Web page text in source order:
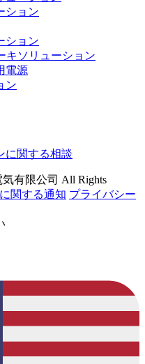
ション
ション
キソリューション
電源
ン
に関する相談
有限公司 All Rights
関する通知 プライバシー